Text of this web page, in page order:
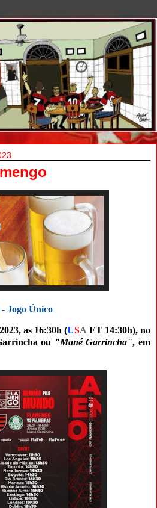
Jogo Único
as 16:30h (USA ET 14:30h), no
ou "Mané Garrincha", em